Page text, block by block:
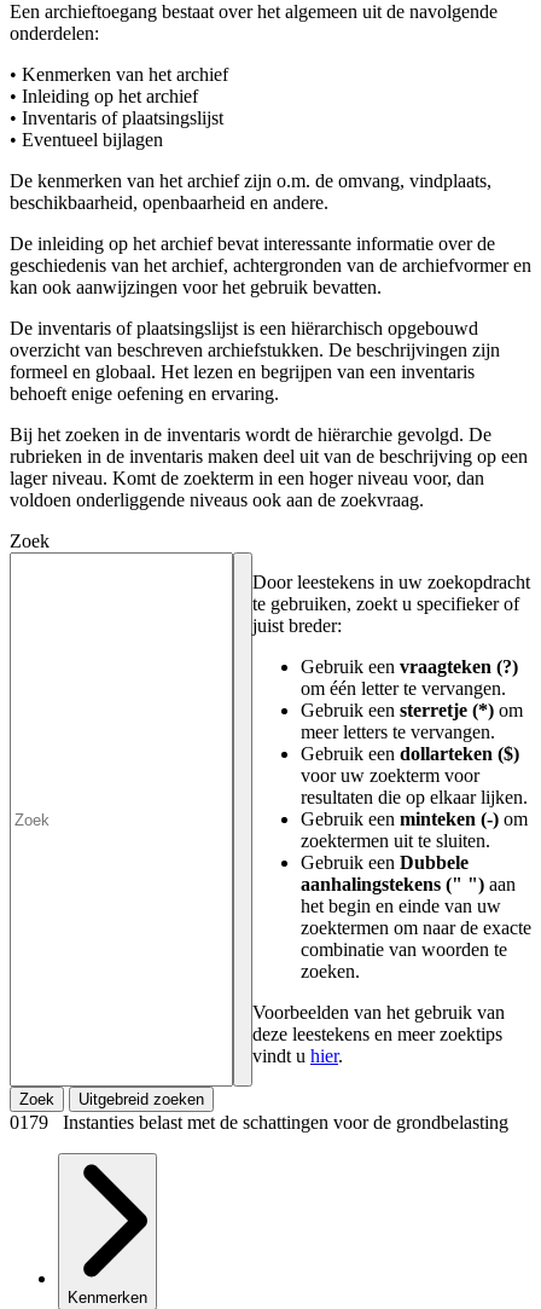
Een archieftoegang bestaat over het algemeen uit de navolgende
onderdelen:
• Kenmerken van het archief
• Inleiding op het archief
• Inventaris of plaatsingslijst
• Eventueel bijlagen
De kenmerken van het archief zijn o.m. de omvang, vindplaats,
beschikbaarheid, openbaarheid en andere.
De inleiding op het archief bevat interessante informatie over de
geschiedenis van het archief, achtergronden van de archiefvormer en
kan ook aanwijzingen voor het gebruik bevatten.
De inventaris of plaatsingslijst is een hiërarchisch opgebouwd
overzicht van beschreven archiefstukken. De beschrijvingen zijn
formeel en globaal. Het lezen en begrijpen van een inventaris
behoeft enige oefening en ervaring.
Bij het zoeken in de inventaris wordt de hiërarchie gevolgd. De
rubrieken in de inventaris maken deel uit van de beschrijving op een
lager niveau. Komt de zoekterm in een hoger niveau voor, dan
voldoen onderliggende niveaus ook aan de zoekvraag.
Zoek
Door leestekens in uw zoekopdracht
te gebruiken, zoekt u specifieker of
juist breder:
Gebruik een vraagteken (?)
om één letter te vervangen.
Gebruik een sterretje (*) om
meer letters te vervangen.
Gebruik een dollarteken ($)
voor uw zoekterm voor
resultaten die op elkaar lijken.
Gebruik een minteken (-) om
zoektermen uit te sluiten.
Gebruik een Dubbele
aanhalingstekens (" ") aan
het begin en einde van uw
zoektermen om naar de exacte
combinatie van woorden te
zoeken.
Voorbeelden van het gebruik van
deze leestekens en meer zoektips
vindt u hier.
Zoek Uitgebreid zoeken
0179 Instanties belast met de schattingen voor de grondbelasting
Kenmerken